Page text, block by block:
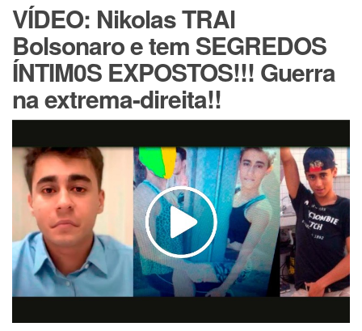
VÍDEO: Nikolas TRAl
Bolsonaro e tem SEGREDOS
ÍNTIM0S EXPOSTOS!!! Guerra
na extrema-direita!!